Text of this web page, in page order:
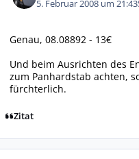
5. Februar 2008 um 21:43
Genau, 08.08892 - 13€
Und beim Ausrichten des
zum Panhardstab achten,
fürchterlich.
Zitat